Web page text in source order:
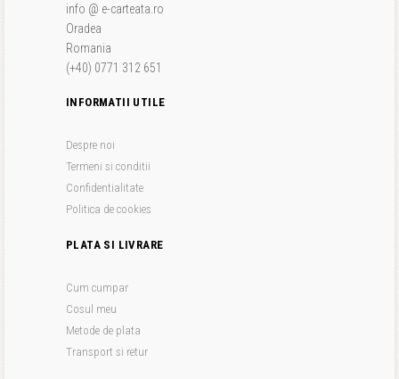
info @ e-carteata.ro
Oradea
Romania
(+40) 0771 312 651
INFORMATII UTILE
Despre noi
Termeni si conditii
Confidentialitate
Politica de cookies
PLATA SI LIVRARE
Cum cumpar
Cosul meu
Metode de plata
Transport si retur